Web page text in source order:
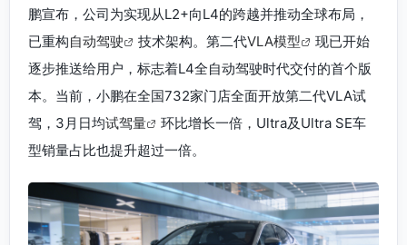
鹏宣布，公司为实现从L2+向L4的跨越并推动全球布局，
已重构自动驾驶 技术架构。第二代VLA模型
现已开始
逐步推送给用户，标志着L4全自动驾驶时代交付的首个版
本。当前，小鹏在全国732家门店全面开放第二代VLA试
驾，3月日均试驾量
环比增长一倍，Ultra及Ultra SE车
型销量占比也提升超过一倍。